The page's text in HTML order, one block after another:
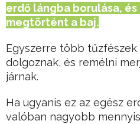
erdő lángba borulása,
megtörtént a baj.
Egyszerre több tűzfészek
dolgoznak, és remélni
járnak.
Ha ugyanis ez az egész
valóban nagyobb